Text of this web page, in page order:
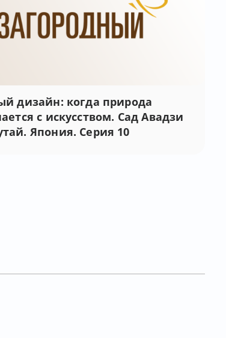
дизайн: когда природа
с искусством. Сад Авадзи
Япония. Серия 10